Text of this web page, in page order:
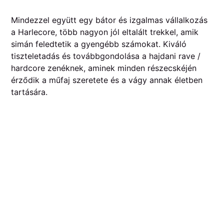
Mindezzel együtt egy bátor és izgalmas vállalkozás
a Harlecore, több nagyon jól eltalált trekkel, amik
simán feledtetik a gyengébb számokat. Kiváló
tiszteletadás és továbbgondolása a hajdani rave /
hardcore zenéknek, aminek minden részecskéjén
érződik a műfaj szeretete és a vágy annak életben
tartására.